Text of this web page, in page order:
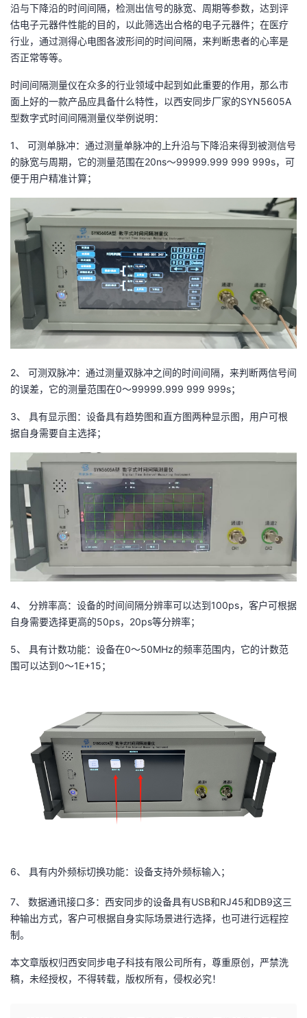
客
论
坛
的
圈
子
我
的
直
播
我
的
活
动
我
的
关
注
我
的
开
发
者
学
堂
的
课
程
我
的
认
证
我
的
实
验
我
的
收
藏
我
的
Programs
我
的
支
持
我
的
技
术
支
持
我
的
云
声
建
议
沿与下降沿的时间间隔，检测出信号的脉宽、周期等参数，达到评
估电子元器件性能的目的，以此筛选出合格的电子元器件；在医疗
行业，通过测得心电图各波形间的时间间隔，来判断患者的心率是
否正常等等。
时间间隔测量仪在众多的行业领域中起到如此重要的作用，那么市
面上好的一款产品应具备什么特性，以西安同步厂家的SYN5605A
型数字式时间间隔测量仪举例说明：
1、 可测单脉冲：通过测量单脉冲的上升沿与下降沿来得到被测信号
的脉宽与周期，它的测量范围在20ns～99999.999 999 999s，可
便于用户精准计算；
2、 可测双脉冲：通过测量双脉冲之间的时间间隔，来判断两信号间
的误差，它的测量范围在0～99999.999 999 999s；
3、 具有显示图：设备具有趋势图和直方图两种显示图，用户可根
据自身需要自主选择；
4、 分辨率高：设备的时间间隔分辨率可以达到100ps，客户可根据
自身需要选择更高的50ps，20ps等分辨率；
5、 具有计数功能：设备在0～50MHz的频率范围内，它的计数范
围可以达到0～1E+15；
6、 具有内外频标切换功能：设备支持外频标输入；
7、 数据通讯接口多：西安同步的设备具有USB和RJ45和DB9这三
种输出方式，客户可根据自身实际场景进行选择，也可进行远程控
制。
本文章版权归西安同步电子科技有限公司所有，尊重原创，严禁洗
稿，未经授权，不得转载，版权所有，侵权必究！